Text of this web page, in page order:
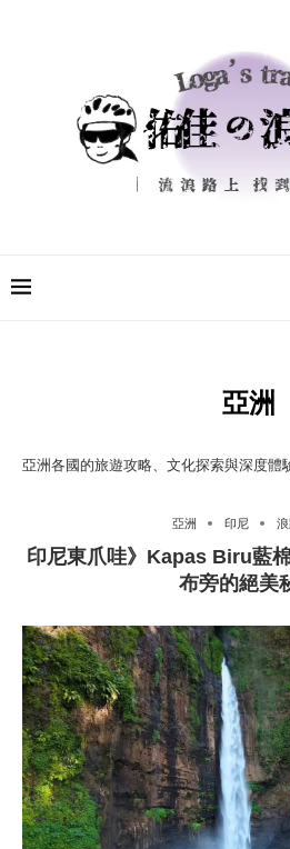
亞洲
亞洲各國的旅遊攻略、文化探索與深度體
亞洲 印尼
印尼東爪哇》Kapas Biru藍
布旁的絕美